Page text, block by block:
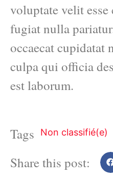
voluptate velit
fugiat nulla
occaecat cupidatat
culpa qui officia
est laborum.
Tags Non classifié(e)
Share this post: